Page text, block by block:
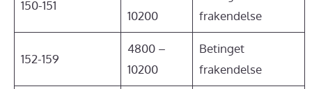
150-151
10200
frakendelse
152-159
4800 –
10200
Betinget
frakendelse